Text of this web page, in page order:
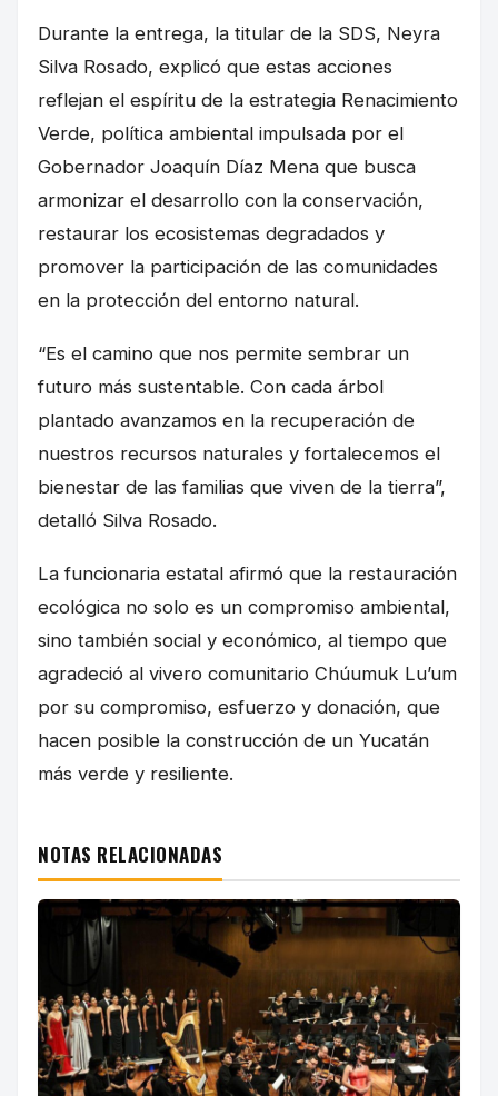
Durante la entrega, la titular de la SDS, Neyra
Silva Rosado, explicó que estas acciones
reflejan el espíritu de la estrategia Renacimiento
Verde, política ambiental impulsada por el
Gobernador Joaquín Díaz Mena que busca
armonizar el desarrollo con la conservación,
restaurar los ecosistemas degradados y
promover la participación de las comunidades
en la protección del entorno natural.
“Es el camino que nos permite sembrar un
futuro más sustentable. Con cada árbol
plantado avanzamos en la recuperación de
nuestros recursos naturales y fortalecemos el
bienestar de las familias que viven de la tierra”,
detalló Silva Rosado.
La funcionaria estatal afirmó que la restauración
ecológica no solo es un compromiso ambiental,
sino también social y económico, al tiempo que
agradeció al vivero comunitario Chúumuk Lu’um
por su compromiso, esfuerzo y donación, que
hacen posible la construcción de un Yucatán
más verde y resiliente.
NOTAS RELACIONADAS